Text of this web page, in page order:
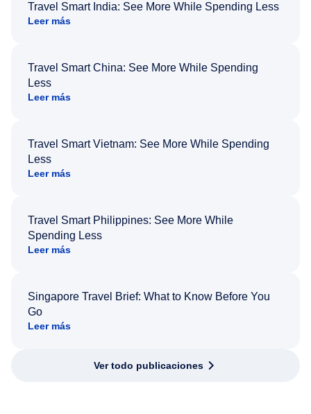
Travel Smart India: See More While Spending Less
Leer más
Travel Smart China: See More While Spending
Less
Leer más
Travel Smart Vietnam: See More While Spending
Less
Leer más
Travel Smart Philippines: See More While
Spending Less
Leer más
Singapore Travel Brief: What to Know Before You
Go
Leer más
Ver todo publicaciones